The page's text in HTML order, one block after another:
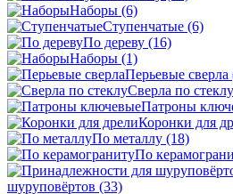
Наборы (6)
Ступенчатые (6)
По дереву (16)
Наборы (1)
Перьевые сверла
Сверла по стеклу
Патроны
Коронки для
По металлу (18)
По
шуруповёртов (33)